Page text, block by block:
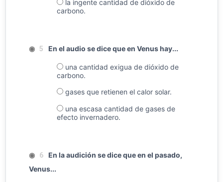
la ingente cantidad de dióxido de
carbono.
◉ 5 En el audio se dice que en Venus hay...
una cantidad exigua de dióxido de
carbono.
gases que retienen el calor solar.
una escasa cantidad de gases de
efecto invernadero.
◉ 6
En la audición se dice que en el pasado,
Venus...